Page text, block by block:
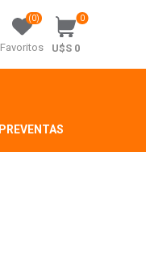
Favoritos
(0) 0
U$S 0
PREVENTAS